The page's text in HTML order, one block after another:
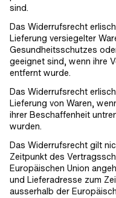
sind.
Das Widerrufsrecht
Lieferung versiegelter
Gesundheitsschutzes
geeignet sind, wenn ihre
entfernt wurde.
Das Widerrufsrecht
Lieferung von Waren,
ihrer Beschaffenheit
wurden.
Das Widerrufsrecht gilt
Zeitpunkt des
Europäischen Union
und Lieferadresse zum
ausserhalb der